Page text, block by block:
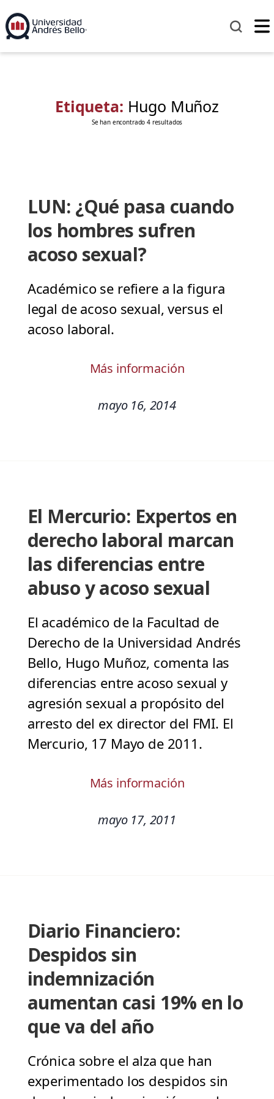
Etiqueta: Hugo Muñoz
Se han encontrado 4 resultados
LUN: ¿Qué pasa cuando
los hombres sufren
acoso sexual?
Académico se refiere a la figura
legal de acoso sexual, versus el
acoso laboral.
Más información
mayo 16, 2014
El Mercurio: Expertos en
derecho laboral marcan
las diferencias entre
abuso y acoso sexual
El académico de la Facultad de
Derecho de la Universidad Andrés
Bello, Hugo Muñoz, comenta las
diferencias entre acoso sexual y
agresión sexual a propósito del
arresto del ex director del FMI. El
Mercurio, 17 Mayo de 2011.
Más información
mayo 17, 2011
Diario Financiero:
Despidos sin
indemnización
aumentan casi 19% en lo
que va del año
Crónica sobre el alza que han
experimentado los despidos sin